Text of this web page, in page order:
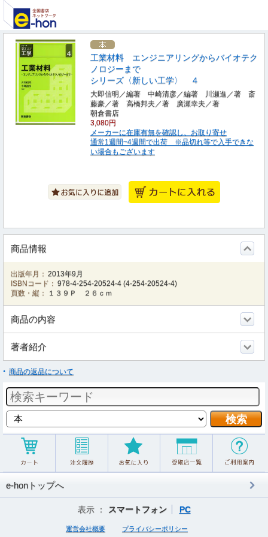
工業材料 エンジニアリングからバイオテク
ノロジーまで
シリーズ〈新しい工学〉 ４
大即信明／編著 中崎清彦／編著 川瀬進／著 斎
藤豪／著 高橋邦夫／著 廣瀬幸夫／著
朝倉書店
3,080円
メーカーに在庫有無を確認し、お取り寄せ
通常1週間~4週間で出荷 ※品切れ等で入手できな
い場合もございます
商品情報
出版年月： 2013年9月
ISBNコード： 978-4-254-20524-4 (4-254-20524-4)
頁数・縦：
１３９Ｐ ２６ｃｍ
商品の内容
著者紹介
商品の返品について
e-honトップへ
表示 ： スマートフォン PC
運営会社概要 プライバシーポリシー